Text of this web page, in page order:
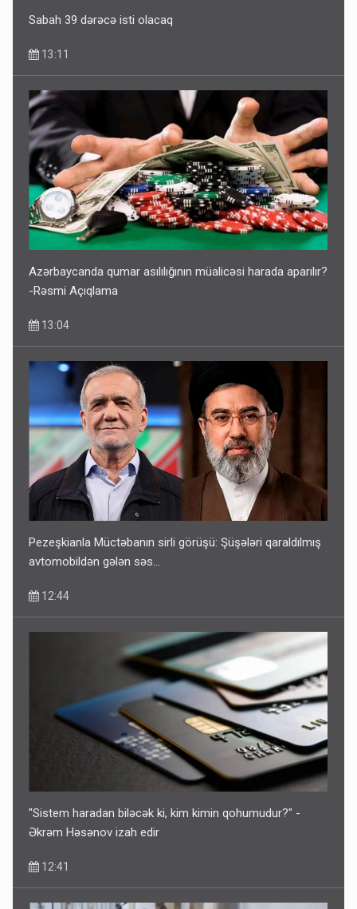
Sabah 39 dərəcə isti olacaq
13:11
Azərbaycanda qumar asılılığının müalicəsi harada aparılır?
-Rəsmi Açıqlama
13:04
Pezeşkianla Müctəbanın sirli görüşü: Şüşələri qaraldılmış
avtomobildən gələn səs...
12:44
"Sistem haradan biləcək ki, kim kimin qohumudur?" -
Əkrəm Həsənov izah edir
12:41